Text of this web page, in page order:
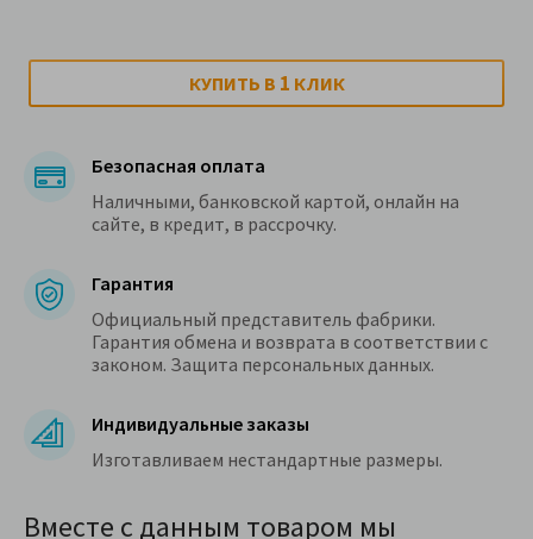
КУПИТЬ В 1 КЛИК
Безопасная оплата
Наличными, банковской картой, онлайн на
сайте, в кредит, в рассрочку.
Гарантия
Официальный представитель фабрики.
Гарантия обмена и возврата в соответствии с
законом. Защита персональных данных.
Индивидуальные заказы
Изготавливаем нестандартные размеры.
Вместе с данным товаром мы